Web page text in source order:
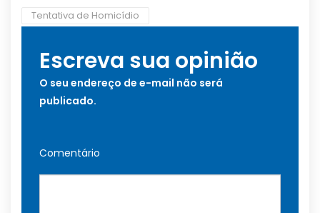
Tentativa de Homicídio
Escreva sua opinião
O seu endereço de e-mail não será
publicado.
Comentário